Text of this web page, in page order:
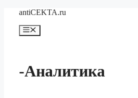
Перейти
содержимому
antiCEKTA.ru
Меню
-Аналитика